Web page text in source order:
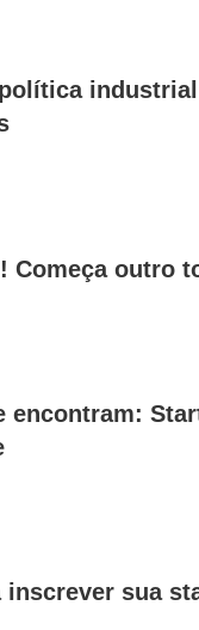
Começa outro
encontram:
sua